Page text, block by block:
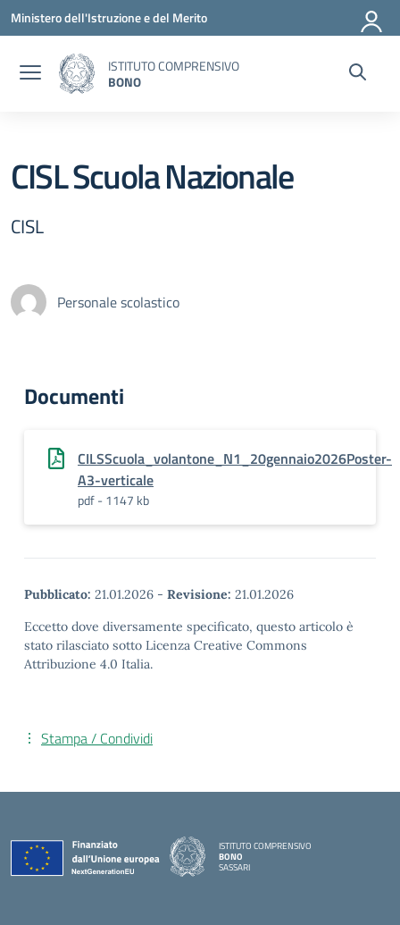
Vai ai contenuti
Vai al menu di navigazione
Vai al footer
Ministero dell'Istruzione e del Merito
ISTITUTO COMPRENSIVO
BONO
CISL Scuola Nazionale
CISL
Personale scolastico
Documenti
CILSScuola_volantone_N1_20gennaio2026Poster-
A3-verticale
pdf - 1147 kb
Pubblicato: 21.01.2026 - Revisione: 21.01.2026
Eccetto dove diversamente specificato, questo articolo è
stato rilasciato sotto Licenza Creative Commons
Attribuzione 4.0 Italia.
Stampa / Condividi
ISTITUTO COMPRENSIVO
BONO
SASSARI